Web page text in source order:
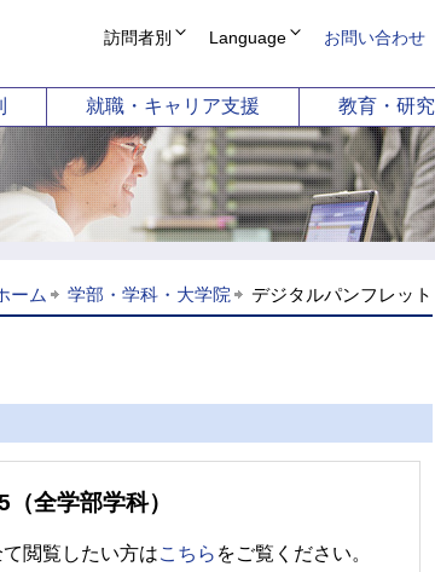
学部
ーション学科
短期大学部
幼児保育学科
（2026年4月1日以降募集停止）
就職・キャリア支援 教育・研究
訪問者別
受験生の方
在学生・保護者の方
企業の方
卒業生 証明書発行申請
卒業生 就職支援相談
科目等履修案内
図書館
同窓会
Language
English
简体中文
繁體中文
Korean
お問い合わせ
ーム 学部・学科・大学院 デジタルパンフレット
全学部学科）
閲覧したい方はこちら をご覧ください。